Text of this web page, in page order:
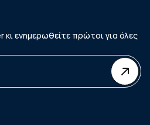
ενημερωθείτε πρώτοι για όλες